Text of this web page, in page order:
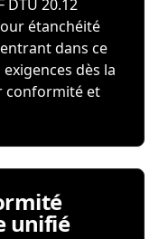
DTU 20.12
étanchéité
dans ce
dès la
conformité et
unifié